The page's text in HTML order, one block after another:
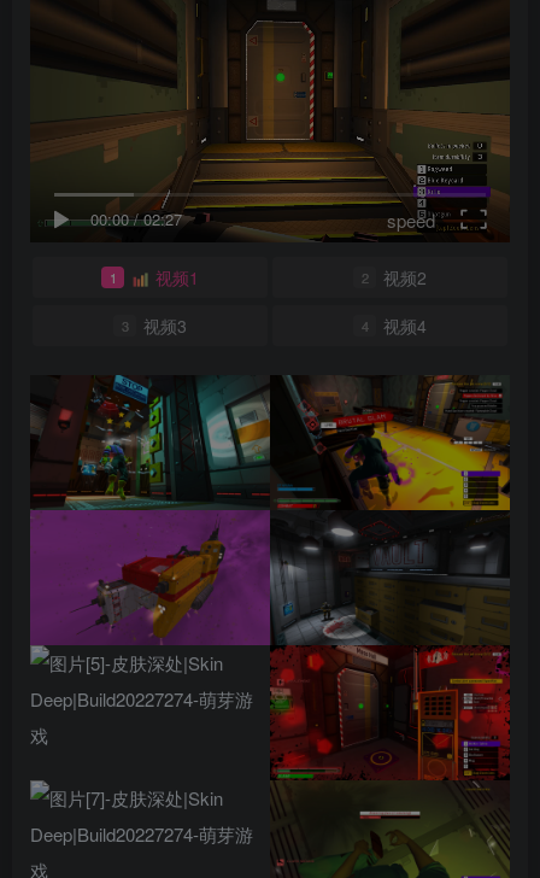
00:00/02:27 speed
1 视频1 2 视频2
3 视频3 4 视频4